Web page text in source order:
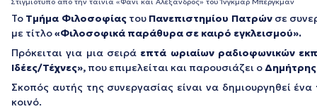
Το Τμήμα Φιλοσοφίας τουΠανεπιστημίου Πατρώνσε
με τίτλο«Φιλοσοφικά παράθυρα σε καιρό εγκλεισμού».
Πρόκειται για μια σειρά επτά ωριαίων ραδιοφωνικών
Ιδέες/Τέχνες», που επιμελείται και παρουσιάζει ο Δημήτρης
Σκοπός αυτής της συνεργασίας είναι να δημιουργηθεί ένα
κοινό.